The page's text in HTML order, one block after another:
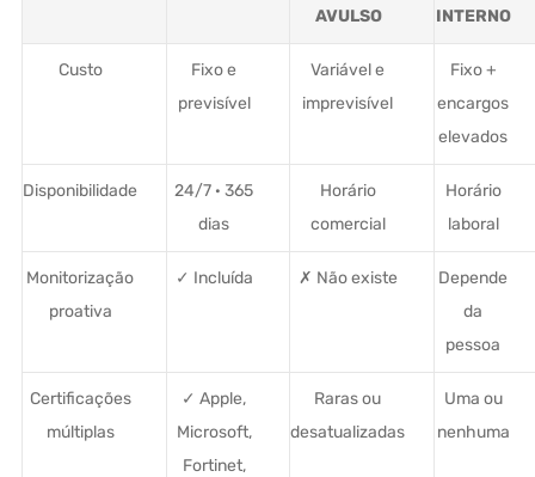
AVULSO
INTERNO
Custo
Fixo e
previsível
Variável e
imprevisível
Fixo +
encargos
elevados
Disponibilidade
24/7 · 365
dias
Horário
comercial
Horário
laboral
Monitorização
proativa
✓ Incluída ✗ Não existe
Depende
da
pessoa
Certificações
múltiplas
✓ Apple,
Microsoft,
Fortinet,
Raras ou
desatualizadas
Uma ou
nenhuma